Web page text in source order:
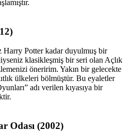
Harry Potter kadar duyulmuş bir
klasikleşmiş bir seri olan Açlık
öneririm. Yakın bir gelecekte
ülkeleri bölmüştür. Bu eyaletler
adı verilen kıyasıya bir
Odası (2002)